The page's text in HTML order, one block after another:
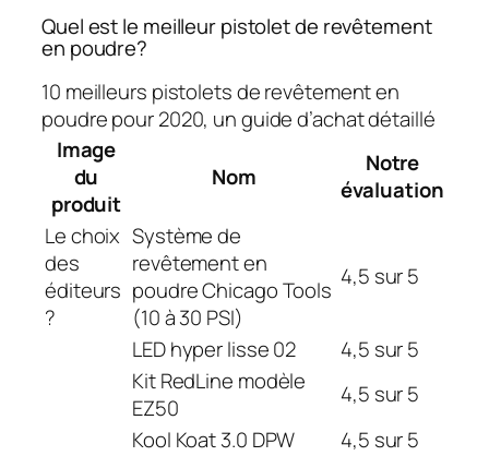
Quel est le meilleur pistolet de revêtement
en poudre?
10 meilleurs pistolets de revêtement en
poudre pour 2020, un guide d’achat détaillé
Image
du
produit
Nom
Notre
évaluation
Le choix
des
éditeurs
?
Système de
revêtement en
poudre Chicago Tools
(10 à 30 PSI)
4,5 sur 5
LED hyper lisse 02
4,5 sur 5
Kit RedLine modèle
EZ50
4,5 sur 5
Kool Koat 3.0 DPW
4,5 sur 5